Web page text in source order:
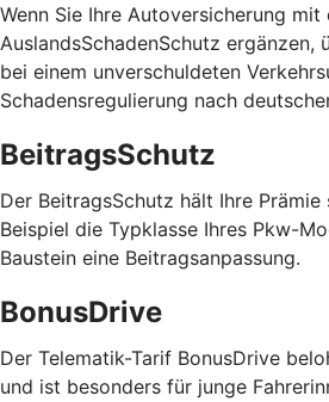
Wenn Sie Ihre Autoversicherung mit
AuslandsSchadenSchutz ergänzen,
bei einem unverschuldeten
Schadensregulierung nach
BeitragsSchutz
Der BeitragsSchutz hält Ihre
Beispiel die Typklasse Ihres Pkw-
Baustein eine Beitragsanpassung.
BonusDrive
Der Telematik-Tarif BonusDrive
und ist besonders für junge